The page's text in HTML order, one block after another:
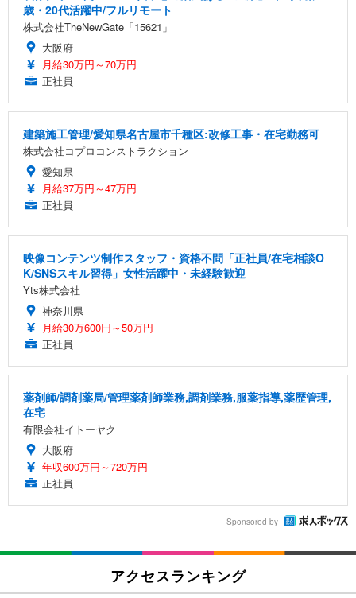
歳・20代活躍中/フルリモート
株式会社TheNewGate「15621」
大阪府
月給30万円～70万円
正社員
建築施工管理/愛知県名古屋市千種区:改修工事・在宅勤務可
株式会社コプロコンストラクション
愛知県
月給37万円～47万円
正社員
映像コンテンツ制作スタッフ・資格不問「正社員/在宅相談O
K/SNSスキル習得」女性活躍中・未経験歓迎
Yts株式会社
神奈川県
月給30万600円～50万円
正社員
薬剤師/調剤薬局/管理薬剤師業務,調剤業務,服薬指導,薬歴管理,
在宅
有限会社イトーヤク
大阪府
年収600万円～720万円
正社員
Sponsored by
アクセスランキング